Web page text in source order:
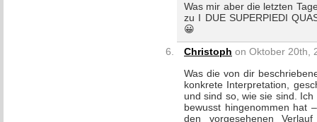
Was mir aber die letzten
zu I DUE SUPERPIEDI
😀
Christoph on Oktober 20th,
Was die von dir
konkrete Interpretation,
und sind so, wie sie sind.
bewusst hingenommen hat
den vorgesehenen